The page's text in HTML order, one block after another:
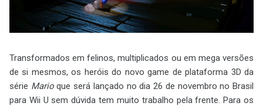
Transformados em felinos, multiplicados ou em mega versões
de si mesmos, os heróis do novo game de plataforma 3D da
série Marioque será lançado no dia 26 de novembro no Brasil
para Wii U sem dúvida tem muito trabalho pela frente. Para os